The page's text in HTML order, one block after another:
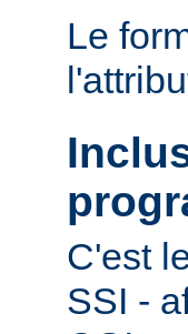
Le
C'est
SSI -